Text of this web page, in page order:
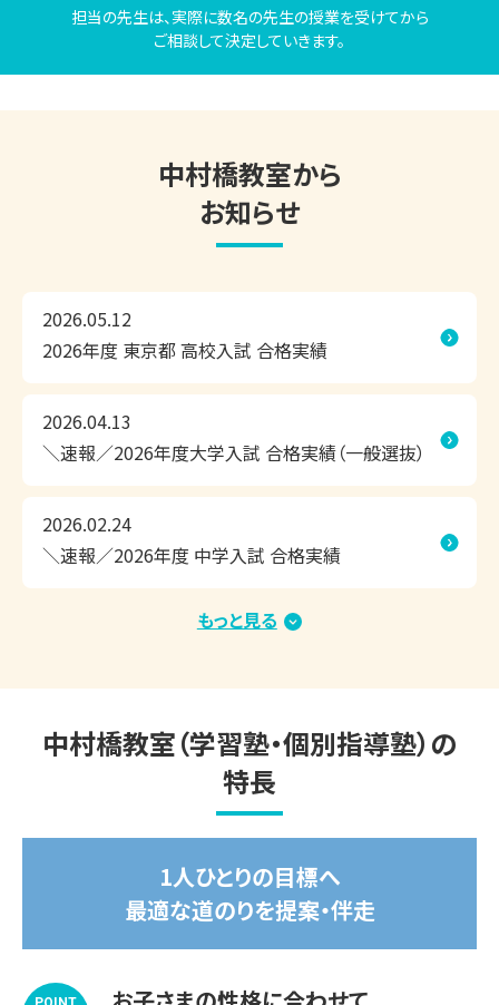
相談したい」など
上記のご相談内容は一例です。
気軽にお問い合わせください。
東京個別指導学院 中村橋教室は、お子さまにピッタリの学
◎1人ひとりにピッタリの学習計画
◎お子さまに合わせて調整できるスケジュール
ぜひ、中村橋教室まで足を運んでいただき、学習環境などを
お確かめください！
▽夏期講習期間
2026年7月14日(火)～8月31日(月)
受講する教科や学習内容、スケジュールもお子さま専用で
苦手な1教科から受講OK！
涼しくて集中できる学習環境を整えてお待ちしております。
担当の先生は、実際に数名の先生の授業を受けてから
ご相談して決定していきます。
中村橋教室から
お知らせ
2026.05.12
2026年度 東京都 高校入試 合格実績
2026.04.13
＼速報／2026年度大学入試 合格実績（一般選抜）
2026.02.24
＼速報／2026年度 中学入試 合格実績
もっと見る
中村橋教室（学習塾・個別指導塾）の
特長
1人ひとりの目標へ
最適な道のりを提案・伴走